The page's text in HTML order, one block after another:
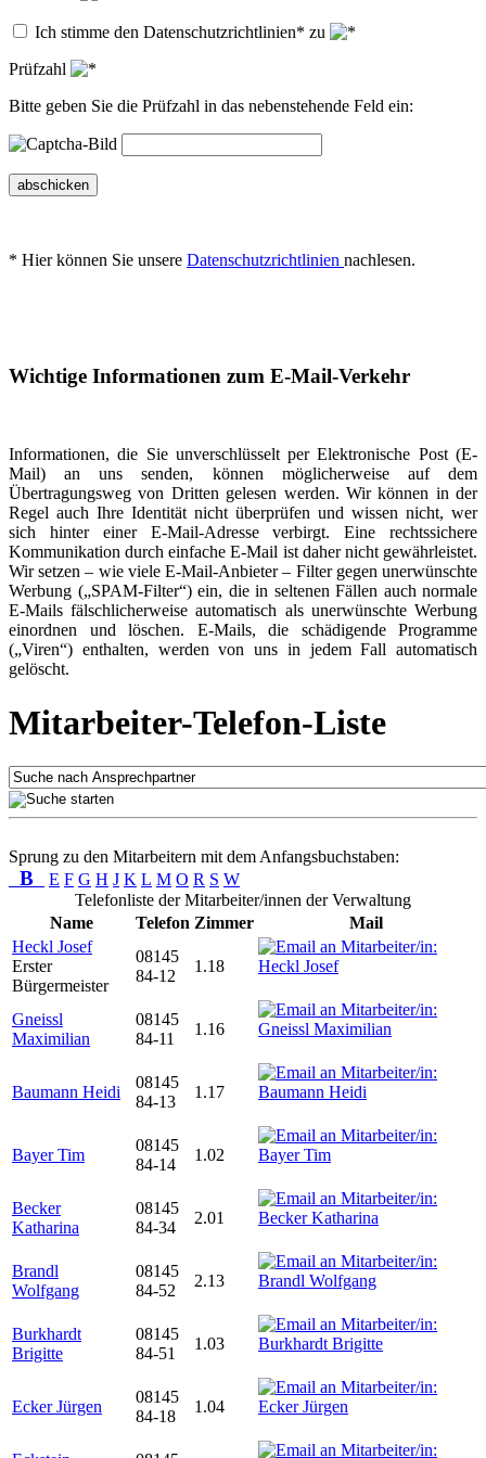
Ich stimme den Datenschutzrichtlinien* zu
Prüfzahl
Bitte geben Sie die Prüfzahl in das nebenstehende Feld ein:
abschicken
* Hier können Sie unsere Datenschutzrichtlinien nachlesen.
Wichtige Informationen zum E-Mail-Verkehr
Informationen, die Sie unverschlüsselt per Elektronische Post (E-
Mail) an uns senden, können möglicherweise auf dem
Übertragungsweg von Dritten gelesen werden. Wir können in der
Regel auch Ihre Identität nicht überprüfen und wissen nicht, wer
sich hinter einer E-Mail-Adresse verbirgt. Eine rechtssichere
Kommunikation durch einfache E-Mail ist daher nicht gewährleistet.
Wir setzen – wie viele E-Mail-Anbieter – Filter gegen unerwünschte
Werbung („SPAM-Filter“) ein, die in seltenen Fällen auch normale
E-Mails fälschlicherweise automatisch als unerwünschte Werbung
einordnen und löschen. E-Mails, die schädigende Programme
(„Viren“) enthalten, werden von uns in jedem Fall automatisch
gelöscht.
Mitarbeiter-Telefon-Liste
Sprung zu den Mitarbeitern mit dem Anfangsbuchstaben:
B E F G H J K L M O R S W
Telefonliste der Mitarbeiter/innen der Verwaltung
Name
Telefon Zimmer
Mail
Heckl Josef
Erster
Bürgermeister
08145
84-12
1.18
Gneissl
Maximilian
08145
84-11
1.16
Baumann Heidi
08145
84-13
1.17
Bayer Tim
08145
84-14
1.02
Becker
Katharina
08145
84-34
2.01
Brandl
Wolfgang
08145
84-52
2.13
Burkhardt
Brigitte
08145
84-51
1.03
Ecker Jürgen
08145
84-18
1.04